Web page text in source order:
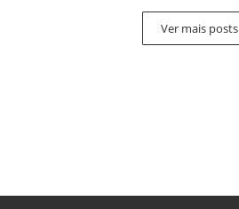
Ver mais posts